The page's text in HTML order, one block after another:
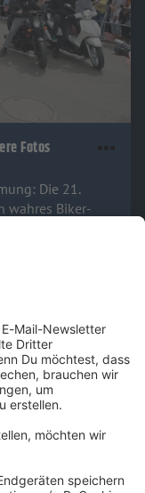
Fotos
Die 21.
wahres Biker-
Fotos seht